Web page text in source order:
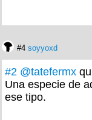
#4 soyyoxd
#2 @tatefermx
Una especie de
ese tipo.